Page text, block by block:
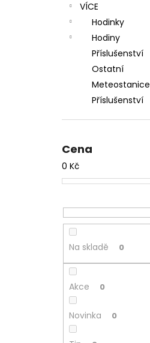
VÍCE
Hodinky
Hodiny
Příslušenství
Ostatní
Meteostanice
Příslušenství
Cena
0 Kč
Na skladě 0
Akce 0
Novinka 0